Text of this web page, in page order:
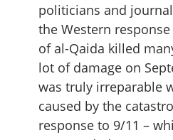
politicians and
the Western
of al-Qaida killed
lot of damage on
was truly irreparable
caused by the
response to 9/11 –